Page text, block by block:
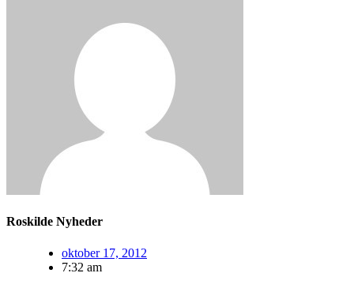
Roskilde Nyheder
oktober 17, 2012
7:32 am